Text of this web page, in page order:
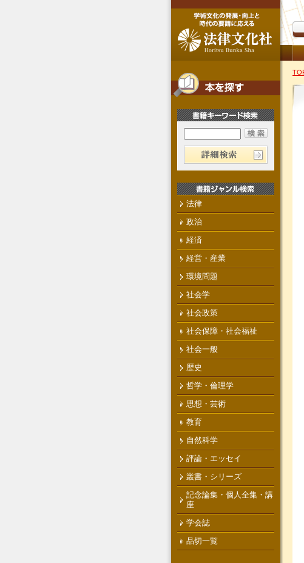
法律
政治
経済
経営・産業
環境問題
社会学
社会政策
社会保障・社会福祉
社会一般
歴史
哲学・倫理学
思想・芸術
教育
自然科学
評論・エッセイ
叢書・シリーズ
記念論集・個人全集・講
座
学会誌
品切一覧